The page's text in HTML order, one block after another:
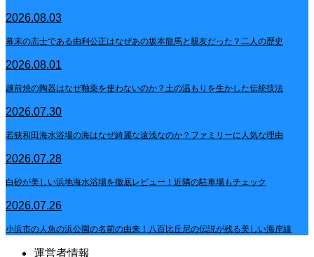
2026.08.03
幕末の志士である由利公正はなぜあの坂本龍馬と親友だった？二人の歴史
2026.08.01
越前焼の陶器はなぜ釉薬を使わないのか？土の温もりを生かした伝統技法
2026.07.30
若狭和田海水浴場の海はなぜ綺麗な遠浅なのか？ファミリーに人気な理由
2026.07.28
白砂が美しい浜地海水浴場を徹底レビュー！近隣の駐車場もチェック
2026.07.26
小浜市の人魚の浜公園の名前の由来！八百比丘尼の伝説が残る美しい海岸線
運営者情報